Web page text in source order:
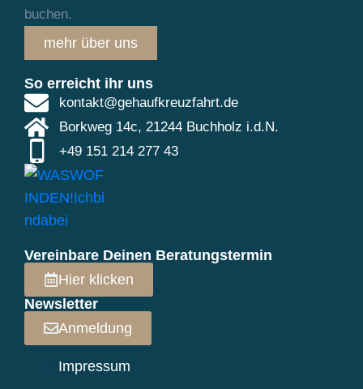
buchen.
mehr über uns
So erreicht ihr uns
kontakt@gehaufkreuzfahrt.de
Borkweg 14c, 21244 Buchholz i.d.N.
+49 151 214 277 43
Vereinbare Deinen Beratungstermin
Hier klicken
Newsletter
Anmeldung
Impressum